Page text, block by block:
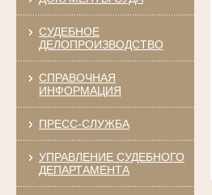
СУДЕБНОЕ
ДЕЛОПРОИЗВОДСТВО
СПРАВОЧНАЯ
ИНФОРМАЦИЯ
ПРЕСС-СЛУЖБА
УПРАВЛЕНИЕ СУДЕБНОГО
ДЕПАРТАМЕНТА